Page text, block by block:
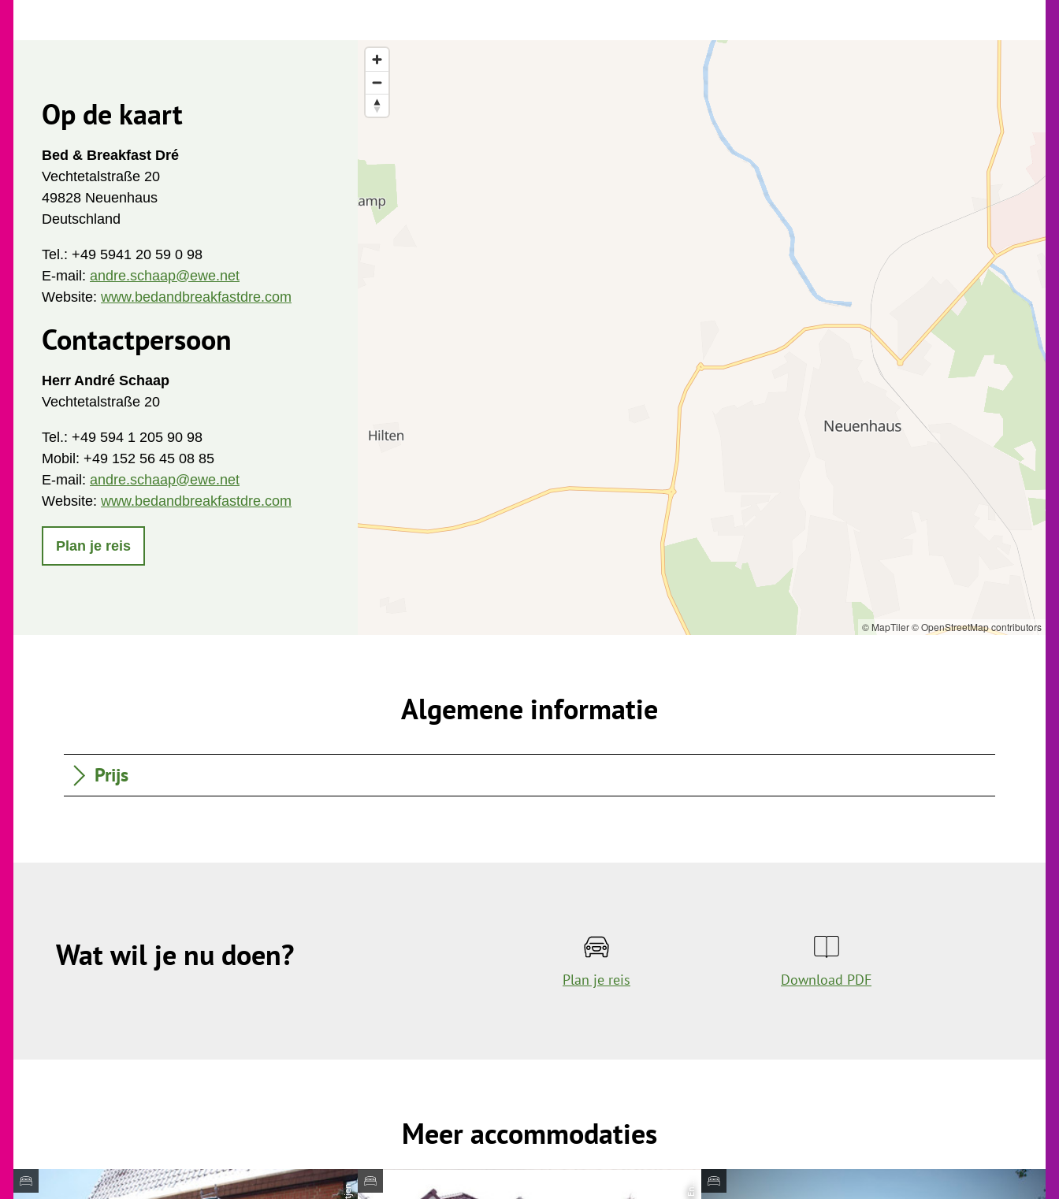
Op de kaart
Bed & Breakfast Dré
Vechtetalstraße 20
49828 Neuenhaus
Deutschland
Tel.: +49 5941 20 59 0 98
E-mail: andre.schaap@ewe.net
Website: www.bedandbreakfastdre.com
Contactpersoon
Herr André Schaap
Vechtetalstraße 20
Tel.: +49 594 1 205 90 98
Mobil: +49 152 56 45 08 85
E-mail: andre.schaap@ewe.net
Website: www.bedandbreakfastdre.com
Plan je reis
© MapTiler© OpenStreetMap contributors
Algemene informatie
Prijs
Wat wil je nu doen?
Plan je reis Download PDF
Meer accommodaties